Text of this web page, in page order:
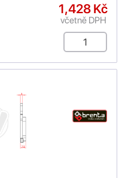
1,428 Kč
včetně DPH